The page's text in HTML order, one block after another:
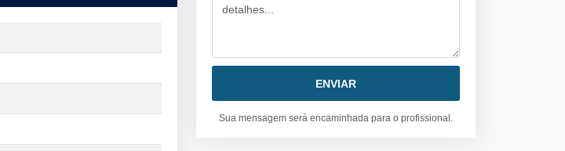
Sua mensagem será encaminhada para o profissional.